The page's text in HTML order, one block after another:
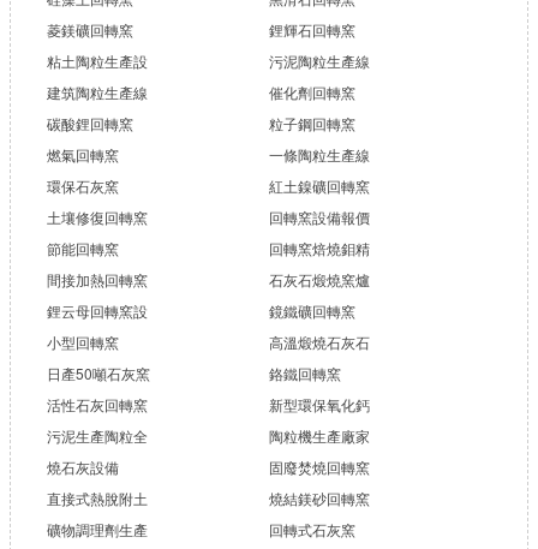
菱鎂礦回轉窯
鋰輝石回轉窯
粘土陶粒生產設
污泥陶粒生產線
建筑陶粒生產線
催化劑回轉窯
碳酸鋰回轉窯
粒子鋼回轉窯
燃氣回轉窯
一條陶粒生產線
環保石灰窯
紅土鎳礦回轉窯
土壤修復回轉窯
回轉窯設備報價
節能回轉窯
回轉窯焙燒鉬精
間接加熱回轉窯
石灰石煅燒窯爐
鋰云母回轉窯設
鏡鐵礦回轉窯
小型回轉窯
高溫煅燒石灰石
日產50噸石灰窯
鉻鐵回轉窯
活性石灰回轉窯
新型環保氧化鈣
污泥生產陶粒全
陶粒機生產廠家
燒石灰設備
固廢焚燒回轉窯
直接式熱脫附土
燒結鎂砂回轉窯
礦物調理劑生產
回轉式石灰窯